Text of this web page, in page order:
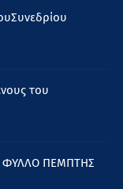
του
ΦΥΛΛΟ ΠΕΜΠΤΗΣ